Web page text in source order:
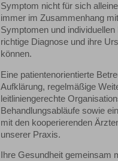
Symptom nicht für sich
immer im Zusammenhang
Symptomen und
richtige Diagnose und ihre
können.
Eine patientenorientierte
Aufklärung, regelmäßige
leitliniengerechte
Behandlungsabläufe sowie
mit den kooperierenden
unserer Praxis.
Ihre Gesundheit gemeinsam